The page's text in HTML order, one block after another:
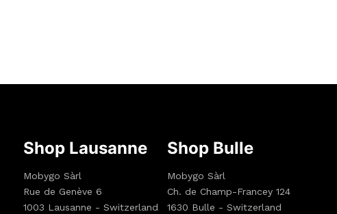
Shop Lausanne
Mobygo Sàrl
Rue de Genève 6
1003 Lausanne - Switzerland
Shop Bulle
Mobygo Sàrl
Ch. de Champ-Francey 124
1630 Bulle - Switzerland